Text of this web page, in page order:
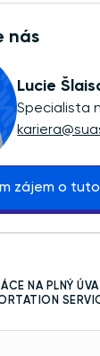
nás
Lucie
Specialista
zájem o
NA PLNÝ